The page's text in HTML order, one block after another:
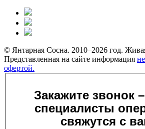
© Янтарная Сосна. 2010–2026 год.
Представленная на сайте информация
офертой.
Закажите звонок
специалисты
свяжутся с